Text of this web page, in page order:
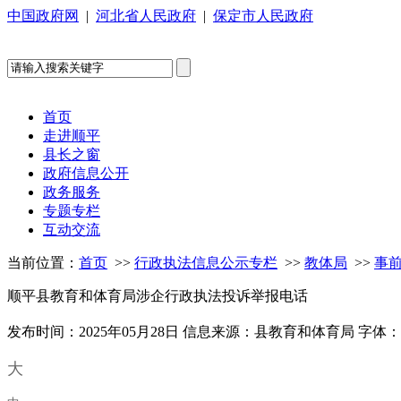
中国政府网 | 河北省人民政府 | 保定市人民政府
首页
走进顺平
县长之窗
政府信息公开
政务服务
专题专栏
互动交流
当前位置： 首页 >> 行政执法信息公示专栏 >> 教体局 >> 事
顺平县教育和体育局涉企行政执法投诉举报电话
发布时间：2025年05月28日 信息来源：县教育和体育局 字体：
大